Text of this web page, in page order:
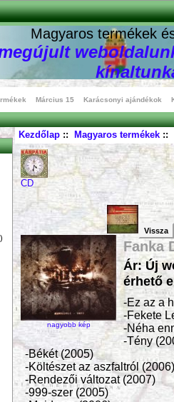
Magyaros termékek
Március 15 Karácsonyi ajándékok
Kezdőlap:: Magyaros termékek::
CD
Vissza
nagyobb kép
Fanka
Ár: Új
érhető
-Ez az a
-Fekete
-Néha
-Tény
-Békét (2005)
-Költészet az aszfaltról (2006)
-Rendezői változat (2007)
-999-szer (2005)